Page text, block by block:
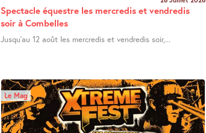
Spectacle équestre les mercredis et vendredis
soir à Combelles
Jusqu’au 12 août les mercredis et vendredis soir,...
Le Mag